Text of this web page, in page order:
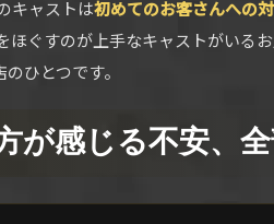
キャストは初めてのお客さんへの
ほぐすのが上手なキャストがいる
ひとつです。
が感じる不安、